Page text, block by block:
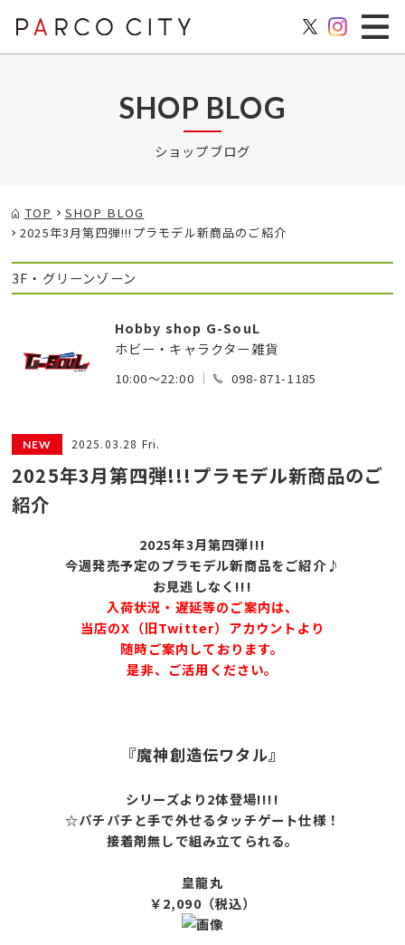
SHOP BLOG
ショップブログ
TOP
SHOP BLOG
2025年3月第四弾!!!プラモデル新商品のご紹介
3F・グリーンゾーン
Hobby shop G-SouL
ホビー・キャラクター雑貨
10:00～22:00 098-871-1185
2025.03.28 Fri.
2025年3月第四弾!!!プラモデル新商品のご
紹介
2025年3月第四弾!!!
今週発売予定のプラモデル新商品をご紹介♪
お見逃しなく!!!
入荷状況・遅延等のご案内は、
当店のX（旧Twitter）アカウントより
随時ご案内しております。
是非、ご活用ください。
『魔神創造伝ワタル』
シリーズより2体登場!!!!
☆パチパチと手で外せるタッチゲート仕様！
接着剤無しで組み立てられる。
皇龍丸
￥2,090（税込）